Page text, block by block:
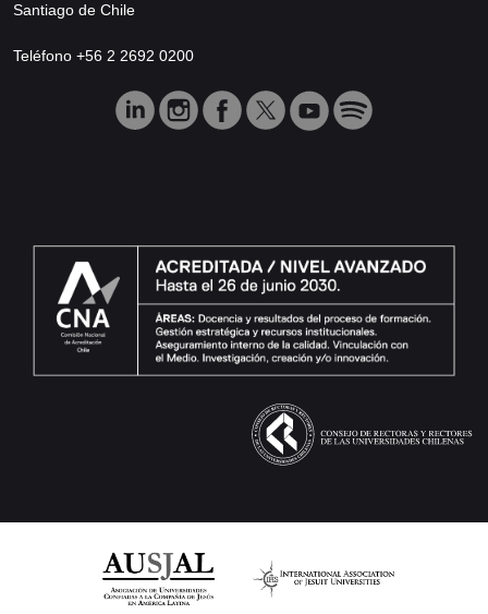
Santiago de Chile
Teléfono +56 2 2692 0200